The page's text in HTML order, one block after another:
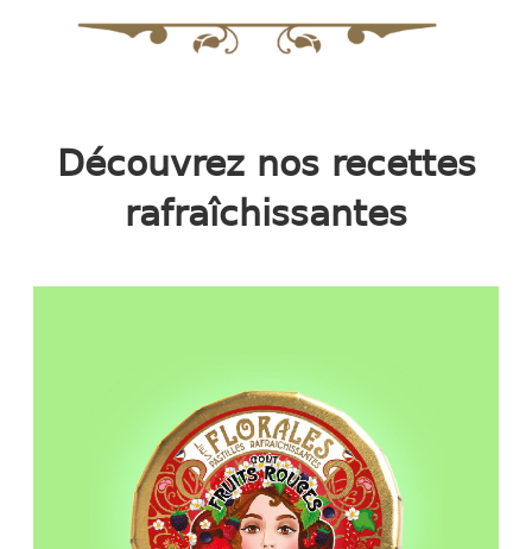
Découvrez nos recettes
rafraîchissantes